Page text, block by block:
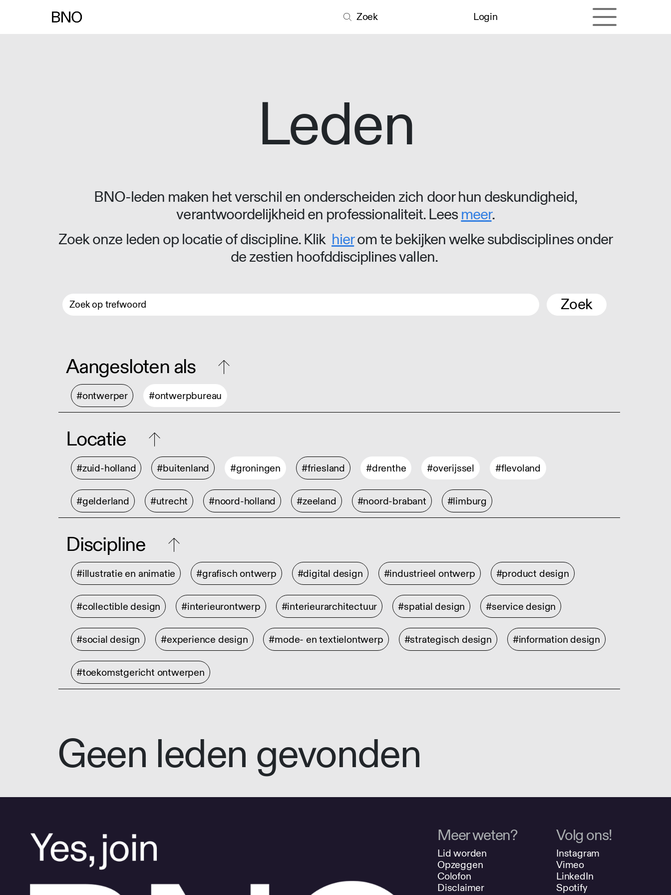
Zoek Login
Leden
BNO-leden maken het verschil en onderscheiden zich door hun deskundigheid,
verantwoordelijkheid en professionaliteit. Leesmeer.
Zoek onze leden op locatie of discipline. Klik hierom te bekijken welke subdisciplines onder
de zestien hoofddisciplines vallen.
Zoek
Aangesloten als
#ontwerper #ontwerpbureau
Locatie
#zuid-holland #buitenland #groningen #friesland #drenthe #overijssel #flevoland
#gelderland #utrecht #noord-holland #zeeland #noord-brabant #limburg
Discipline
#illustratie en animatie #grafisch ontwerp #digital design #industrieel ontwerp #product design
#collectible design #interieurontwerp #interieurarchitectuur #spatial design #service design
#social design #experience design #mode- en textielontwerp #strategisch design #information design
#toekomstgericht ontwerpen
Geen leden gevonden
Meer weten?
Lid worden
Opzeggen
Colofon
Disclaimer
Volg ons!
Instagram
Vimeo
LinkedIn
Spotify